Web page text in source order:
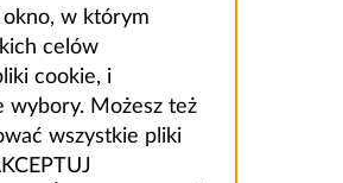
w którym
celów
cookie, i
wybory. Możesz też
wszystkie pliki